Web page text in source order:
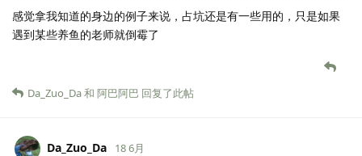
感觉拿我知道的身边的例子来说，占坑还是有一些用的，只是如果
遇到某些养鱼的老师就倒霉了
Da_Zuo_Da和 阿巴阿巴 回复了此帖
Da_Zuo_Da 18 6月